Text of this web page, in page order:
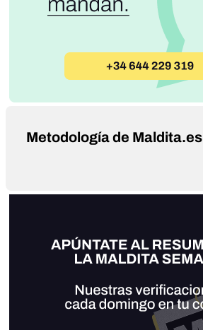
Metodología de Maldita.es